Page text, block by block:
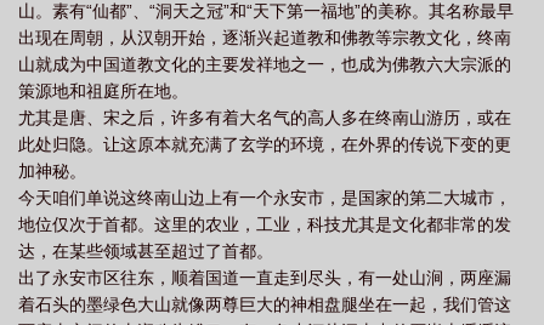
山。素有“仙都”、“洞天之冠”和“天下第一福地”的美称。其名称最早
出现在周朝，从汉朝开始，逐渐兴起道教和佛教等宗教文化，终南
山就成为中国道教文化的主要发祥地之一，也成为佛教六大宗派的
策源地和祖庭所在地。
尤其是唐、宋之后，许多有着大名气的高人多在终南山游历，或在
此处归隐。让这原本就充满了玄学的环境，在外界的传说下变的更
加神秘。
今天咱们单说这终南山边上有一个永安市，是国家的第二大城市，
地位仅次于首都。这里的农业，工业，科技尤其是文化都非常的发
达，在某些领域甚至超过了首都。
出了永安市区往东，顺着国道一直走到尽头，有一处山涧，两座漏
着石头的墨绿色大山就像两尊巨大的神相盘腿坐在一起，我们管这